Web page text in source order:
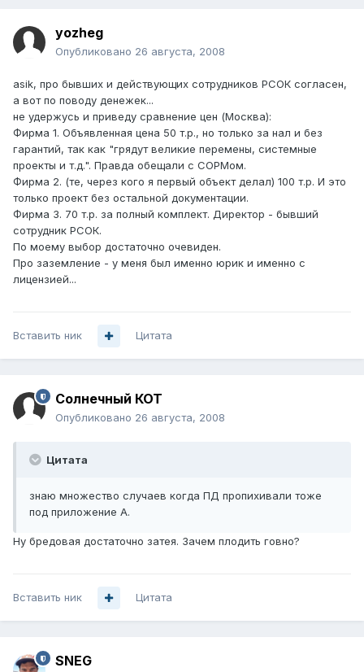
yozheg
Опубликовано 26 августа, 2008
asik, про бывших и действующих сотрудников РСОК согласен,
а вот по поводу денежек...
не удержусь и приведу сравнение цен (Москва):
Фирма 1. Объявленная цена 50 т.р., но только за нал и без
гарантий, так как "грядут великие перемены, системные
проекты и т.д.". Правда обещали с СОРМом.
Фирма 2. (те, через кого я первый объект делал) 100 т.р. И это
только проект без остальной документации.
Фирма 3. 70 т.р. за полный комплект. Директор - бывший
сотрудник РСОК.
По моему выбор достаточно очевиден.
Про заземление - у меня был именно юрик и именно с
лицензией...
Вставить ник Цитата
Солнечный КОТ
Опубликовано 26 августа, 2008
Цитата
знаю множество случаев когда ПД пропихивали тоже
под приложение А.
Ну бредовая достаточно затея. Зачем плодить говно?
Вставить ник Цитата
SNEG